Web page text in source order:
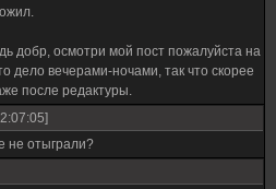
добр, осмотри мой пост пожалуйста на
дело вечерами-ночами, так что скорее
после редактуры.
не отыграли?